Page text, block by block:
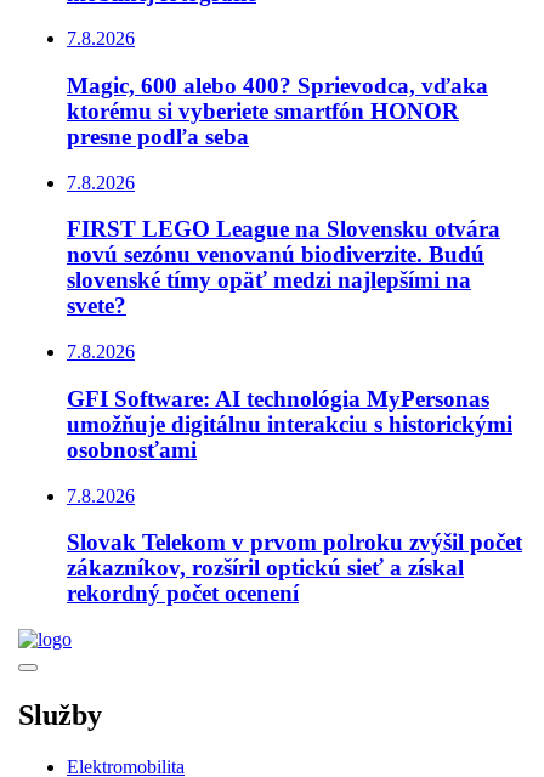
7.8.2026
Magic, 600 alebo 400? Sprievodca, vďaka
ktorému si vyberiete smartfón HONOR
presne podľa seba
7.8.2026
FIRST LEGO League na Slovensku otvára
novú sezónu venovanú biodiverzite. Budú
slovenské tímy opäť medzi najlepšími na
svete?
7.8.2026
GFI Software: AI technológia MyPersonas
umožňuje digitálnu interakciu s historickými
osobnosťami
7.8.2026
Slovak Telekom v prvom polroku zvýšil počet
zákazníkov, rozšíril optickú sieť a získal
rekordný počet ocenení
Služby
Elektromobilita